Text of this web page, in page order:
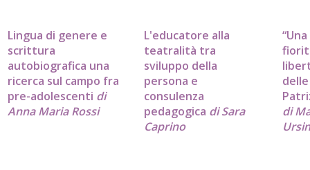
Lingua di genere e
scrittura
autobiografica una
ricerca sul campo fra
pre-adolescenti di
Anna Maria Rossi
L'educatore alla
teatralità tra
sviluppo della
persona e
consulenza
pedagogica di Sara
Caprino
di